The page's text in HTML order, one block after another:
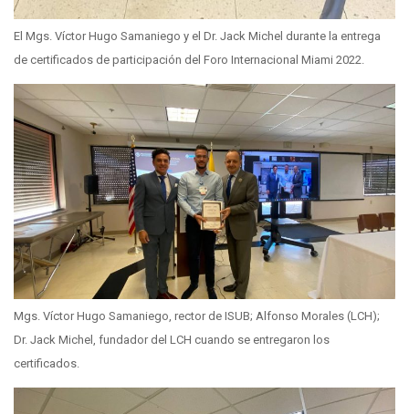
El Mgs. Víctor Hugo Samaniego y el Dr. Jack Michel durante la entrega
de certificados de participación del Foro Internacional Miami 2022.
Mgs. Víctor Hugo Samaniego, rector de ISUB; Alfonso Morales (LCH);
Dr. Jack Michel, fundador del LCH cuando se entregaron los
certificados.